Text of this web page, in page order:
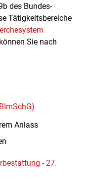
des Bundes-
Tätigkeitsbereiche
können Sie nach
Anlass
- 27.